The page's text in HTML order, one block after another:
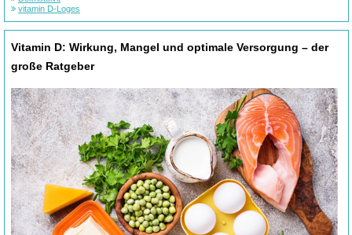
vitamin D-Loges
Vitamin D: Wirkung, Mangel und optimale Versorgung – der
große Ratgeber